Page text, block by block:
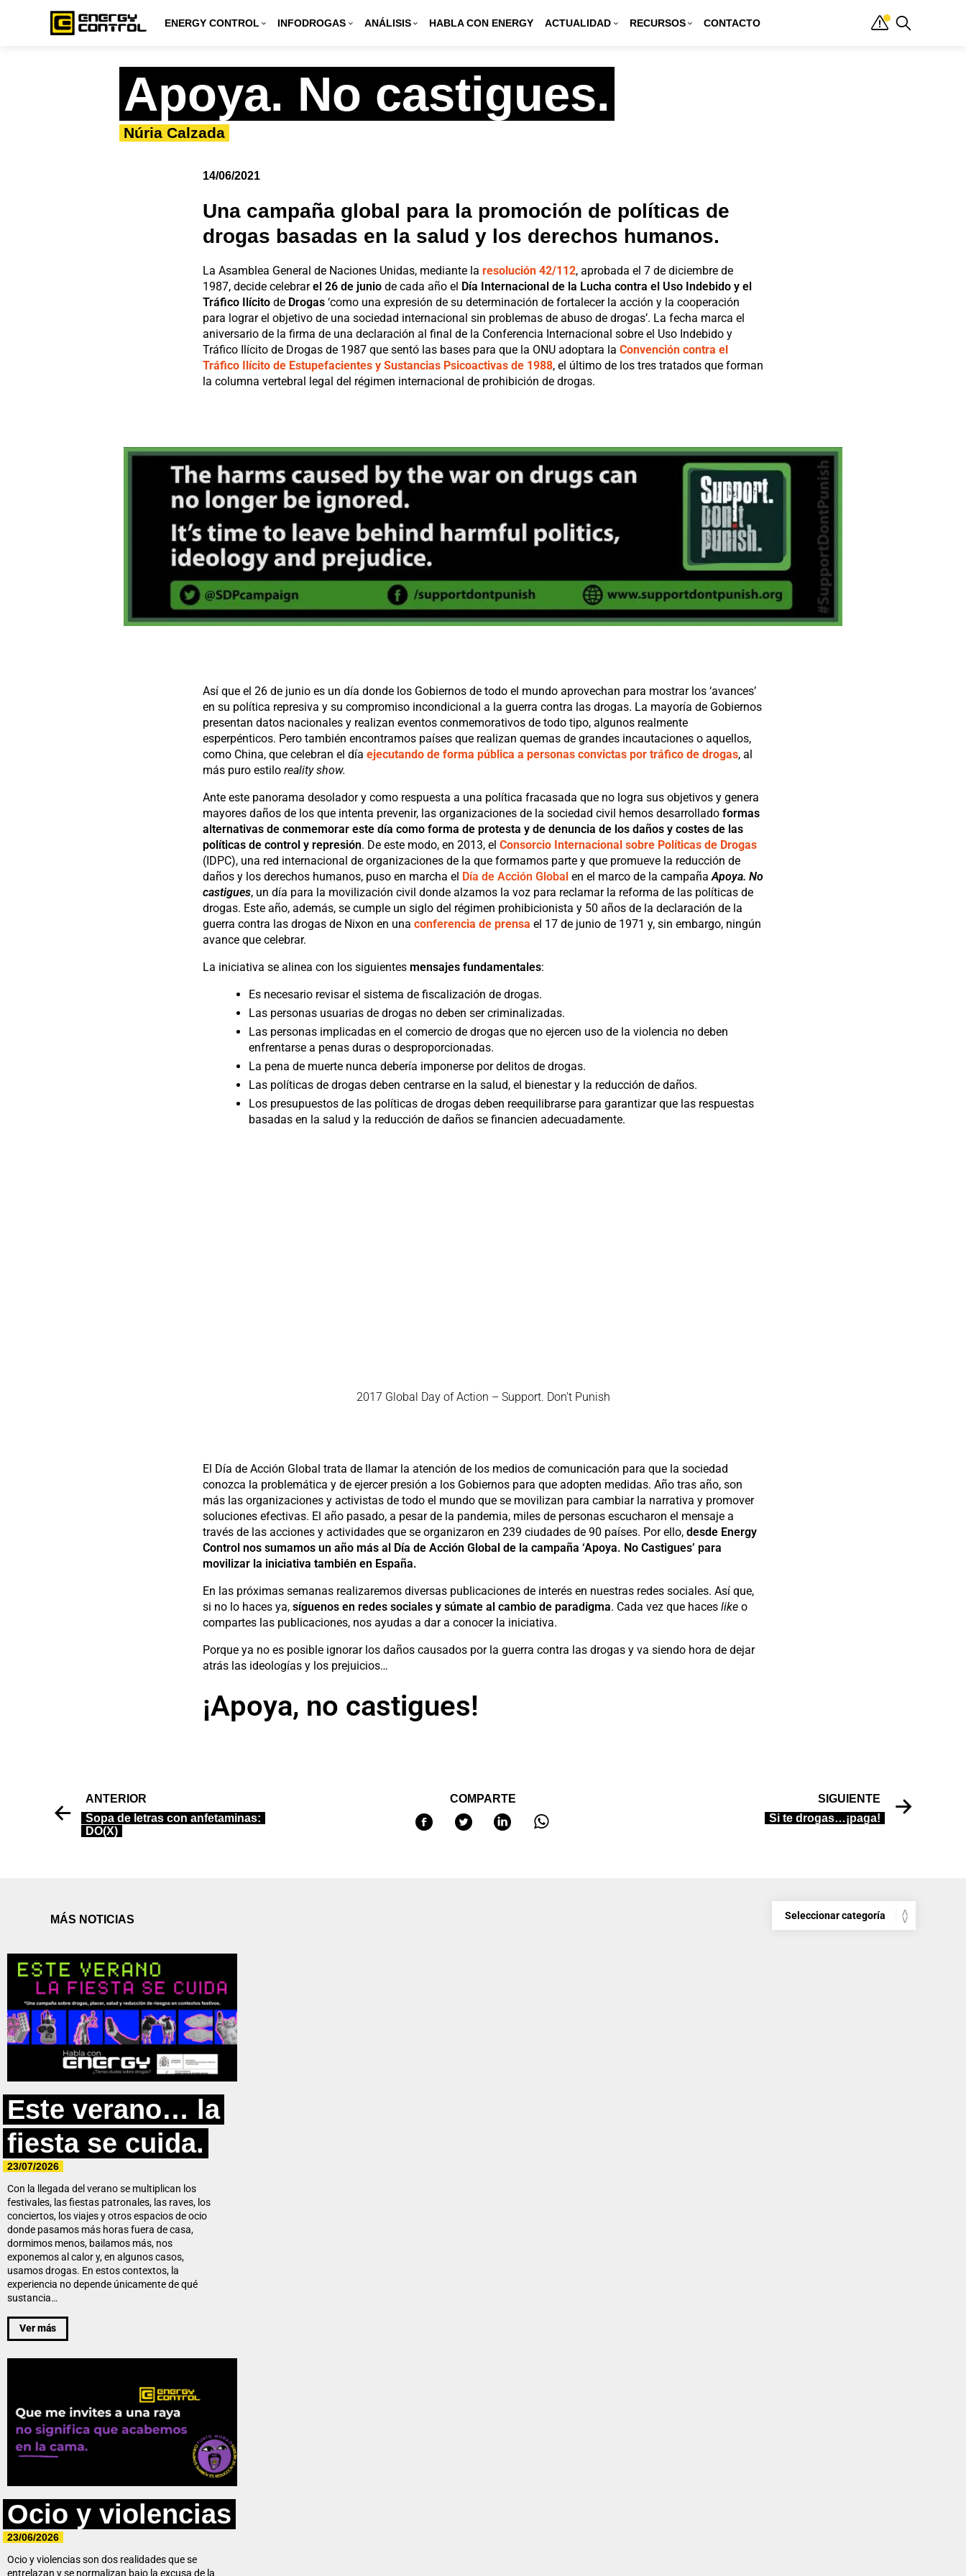
ENERGY CONTROL INFODROGAS ANÁLISIS HABLA CON ENERGY ACTUALIDAD RECURSOS CONTACTO
Inicio»Actualidad» Blog
Apoya. No castigues.
Núria Calzada
14/06/2021
Una campaña global para la promoción de políticas de
drogas basadas en la salud y los derechos humanos.
La Asamblea General de Naciones Unidas, mediante la resolución 42/112, aprobada el 7 de diciembre de
1987, decide celebrarel 26 de junio de cada año el Día Internacional de la Lucha contra el Uso Indebido y el
Tráfico Ilícito de Drogas ‘como una expresión de su determinación de fortalecer la acción y la cooperación
para lograr el objetivo de una sociedad internacional sin problemas de abuso de drogas’. La fecha marca el
aniversario de la firma de una declaración al final de la Conferencia Internacional sobre el Uso Indebido y
Tráfico Ilícito de Drogas de 1987 que sentó las bases para que la ONU adoptara la Convención contra el
Tráfico Ilícito de Estupefacientes y Sustancias Psicoactivas de 1988, el último de los tres tratados que forman
la columna vertebral legal del régimen internacional de prohibición de drogas.
Así que el 26 de junio es un día donde los Gobiernos de todo el mundo aprovechan para mostrar los ‘avances’
en su política represiva y su compromiso incondicional a la guerra contra las drogas. La mayoría de Gobiernos
presentan datos nacionales y realizan eventos conmemorativos de todo tipo, algunos realmente
esperpénticos. Pero también encontramos países que realizan quemas de grandes incautaciones o aquellos,
como China, que celebran el día ejecutando de forma pública a personas convictas por tráfico de drogas, al
más puro estilo reality show.
Ante este panorama desolador y como respuesta a una política fracasada que no logra sus objetivos y genera
mayores daños de los que intenta prevenir, las organizaciones de la sociedad civil hemos desarrollado formas
alternativas de conmemorar este día como forma de protesta y de denuncia de los daños y costes de las
políticas de control y represión. De este modo, en 2013, el Consorcio Internacional sobre Políticas de Drogas
(IDPC), una red internacional de organizaciones de la que formamos parte y que promueve la reducción de
daños y los derechos humanos, puso en marcha el Día de Acción Global en el marco de la campañaApoya. No
castigues, un día para la movilización civil donde alzamos la voz para reclamar la reforma de las políticas de
drogas. Este año, además, se cumple un siglo del régimen prohibicionista y 50 años de la declaración de la
guerra contra las drogas de Nixon en una conferencia de prensa el 17 de junio de 1971 y, sin embargo, ningún
avance que celebrar.
La iniciativa se alinea con los siguientes mensajes fundamentales:
Es necesario revisar el sistema de fiscalización de drogas.
Las personas usuarias de drogas no deben ser criminalizadas.
Las personas implicadas en el comercio de drogas que no ejercen uso de la violencia no deben
enfrentarse a penas duras o desproporcionadas.
La pena de muerte nunca debería imponerse por delitos de drogas.
Las políticas de drogas deben centrarse en la salud, el bienestar y la reducción de daños.
Los presupuestos de las políticas de drogas deben reequilibrarse para garantizar que las respuestas
basadas en la salud y la reducción de daños se financien adecuadamente.
2017 Global Day of Action – Support. Don’t Punish
El Día de Acción Global trata de llamar la atención de los medios de comunicación para que la sociedad
conozca la problemática y de ejercer presión a los Gobiernos para que adopten medidas. Año tras año, son
más las organizaciones y activistas de todo el mundo que se movilizan para cambiar la narrativa y promover
soluciones efectivas. El año pasado, a pesar de la pandemia, miles de personas escucharon el mensaje a
través de las acciones y actividades que se organizaron en 239 ciudades de 90 países. Por ello, desde Energy
Control nos sumamos un año más al Día de Acción Global de la campaña ‘Apoya. No Castigues’ para
movilizar la iniciativa también en España.
En las próximas semanas realizaremos diversas publicaciones de interés en nuestras redes sociales. Así que,
si no lo haces ya, síguenos en redes sociales y súmate al cambio de paradigma. Cada vez que haces like o
compartes las publicaciones, nos ayudas a dar a conocer la iniciativa.
Porque ya no es posible ignorar los daños causados por la guerra contra las drogas y va siendo hora de dejar
atrás las ideologías y los prejuicios…
¡Apoya, no castigues!
ANTERIOR
Sopa de letras con anfetaminas:
DO(X)
COMPARTE
SIGUIENTE
Si te drogas…¡paga!
MÁS NOTICIAS
Este verano… la
fiesta se cuida.
23/07/2026
Con la llegada del verano se multiplican los
festivales, las fiestas patronales, las raves, los
conciertos, los viajes y otros espacios de ocio
donde pasamos más horas fuera de casa,
dormimos menos, bailamos más, nos
exponemos al calor y, en algunos casos,
usamos drogas. En estos contextos, la
experiencia no depende únicamente de qué
sustancia…
Ver más
Ocio y violencias
23/06/2026
Ocio y violencias son dos realidades que se
entrelazan y se normalizan bajo la excusa de la